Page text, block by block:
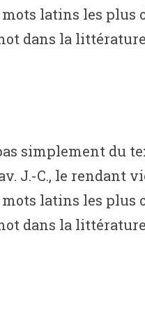
latins les plus
dans la
simplement du
J.-C., le rendant
latins les plus
dans la